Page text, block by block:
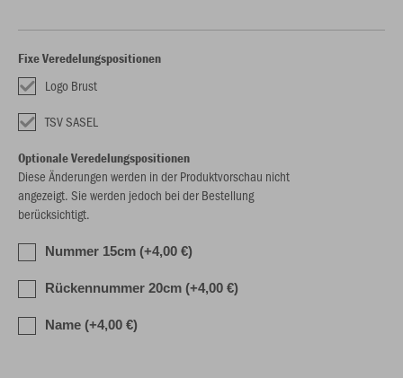
Fixe Veredelungspositionen
Logo Brust
TSV SASEL
Optionale Veredelungspositionen
Diese Änderungen werden in der Produktvorschau nicht
angezeigt. Sie werden jedoch bei der Bestellung
berücksichtigt.
Nummer 15cm (+4,00 €)
Rückennummer 20cm (+4,00 €)
Name (+4,00 €)